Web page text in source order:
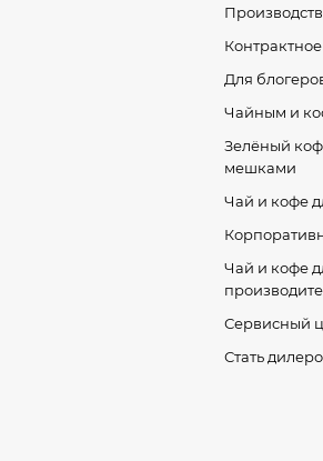
Для
Чайным и
Зелёный
мешками
Чай и кофе
Чай и кофе
Сервисный
Стать